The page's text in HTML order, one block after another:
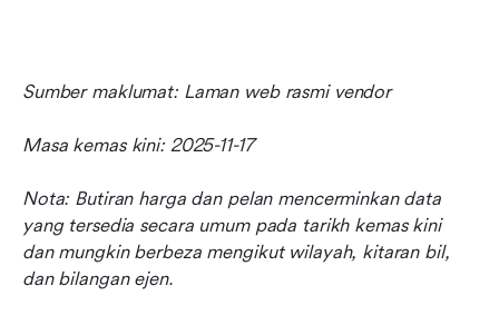
Sumber maklumat: Laman web rasmi vendor
Masa kemas kini: 2025-11-17
Nota: Butiran harga dan pelan mencerminkan data
yang tersedia secara umum pada tarikh kemas kini
dan mungkin berbeza mengikut wilayah, kitaran bil,
dan bilangan ejen.